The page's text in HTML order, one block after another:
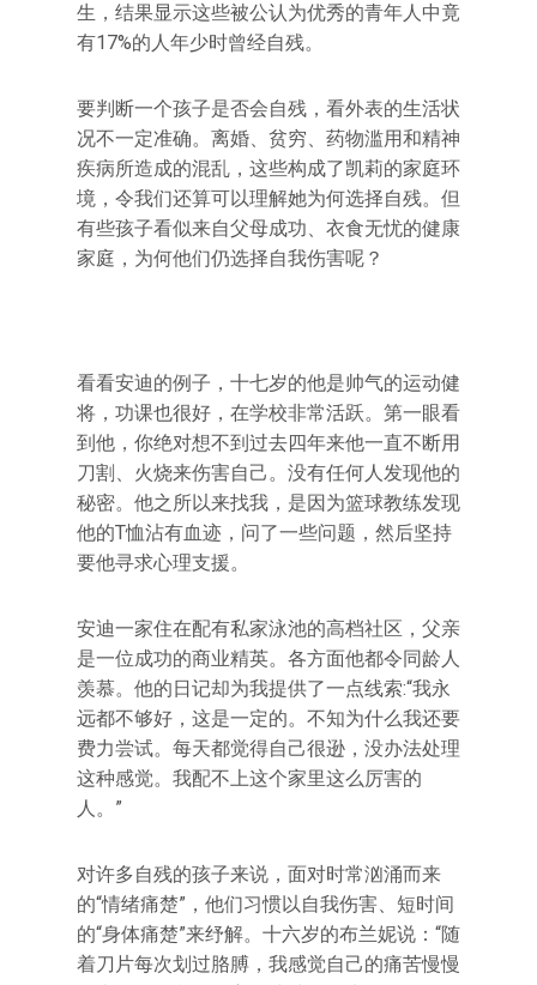
生，结果显示这些被公认为优秀的青年人中竟
有17%的人年少时曾经自残。
要判断一个孩子是否会自残，看外表的生活状
况不一定准确。离婚、贫穷、药物滥用和精神
疾病所造成的混乱，这些构成了凯莉的家庭环
境，令我们还算可以理解她为何选择自残。但
有些孩子看似来自父母成功、衣食无忧的健康
家庭，为何他们仍选择自我伤害呢？
看看安迪的例子，十七岁的他是帅气的运动健
将，功课也很好，在学校非常活跃。第一眼看
到他，你绝对想不到过去四年来他一直不断用
刀割、火烧来伤害自己。没有任何人发现他的
秘密。他之所以来找我，是因为篮球教练发现
他的T恤沾有血迹，问了一些问题，然后坚持
要他寻求心理支援。
安迪一家住在配有私家泳池的高档社区，父亲
是一位成功的商业精英。各方面他都令同龄人
羡慕。他的日记却为我提供了一点线索:“我永
远都不够好，这是一定的。不知为什么我还要
费力尝试。每天都觉得自己很逊，没办法处理
这种感觉。我配不上这个家里这么厉害的
人。”
对许多自残的孩子来说，面对时常汹涌而来
的“情绪痛楚”，他们习惯以自我伤害、短时间
的“身体痛楚”来纾解。十六岁的布兰妮说：“随
着刀片每次划过胳膊，我感觉自己的痛苦慢慢